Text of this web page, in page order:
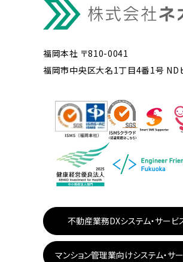
福岡本社 〒810-0041
福岡市中央区大名1丁目4番1号 ND
不動産業務DXシステム・サービ
マンション管理業向けシステム・サ